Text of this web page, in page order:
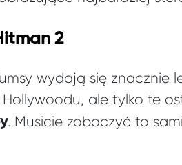
2
wydają się znacznie
ale tylko te
. Musicie zobaczyć to